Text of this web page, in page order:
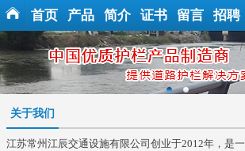
首页 产品 简介 证书 留言 招聘
关于我们
江苏常州江辰交通设施有限公司创业于2012年，是一